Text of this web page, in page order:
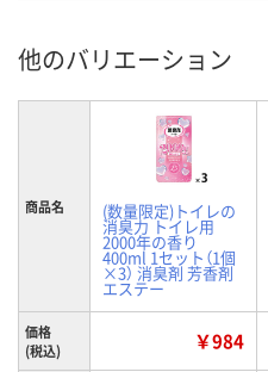
他のバリエーション
商品名 (数量限定)トイレの
消臭力 トイレ用
2000年の香り
400ml 1セット（1個
×3） 消臭剤 芳香剤
エステー
価格
(税込)
￥984